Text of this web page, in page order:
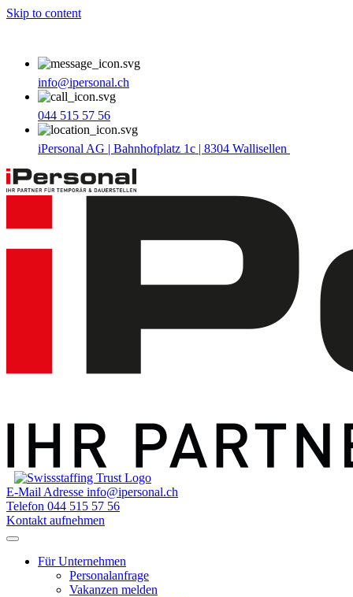
Skip to content
info@ipersonal.ch
044 515 57 56
iPersonal AG | Bahnhofplatz 1c | 8304 Wallisellen
E-Mail Adresse info@ipersonal.ch
Telefon 044 515 57 56
Kontakt aufnehmen
Für Unternehmen
Personalanfrage
Vakanzen melden